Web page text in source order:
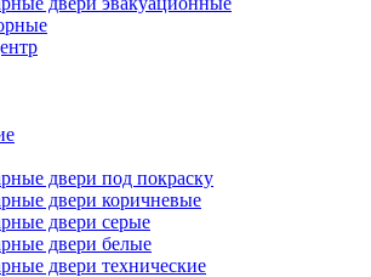
двери под покраску
двери коричневые
двери серые
двери белые
двери технические